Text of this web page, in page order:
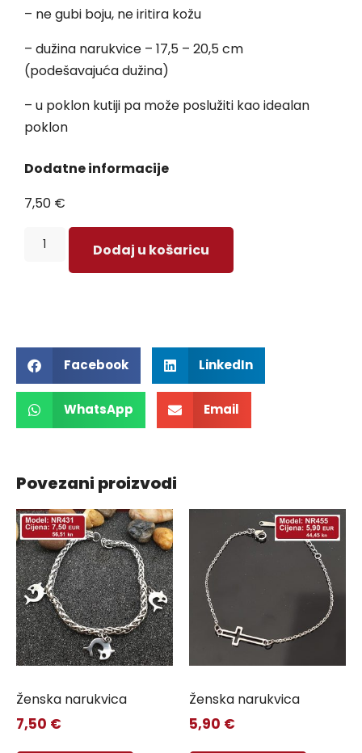
– ne gubi boju, ne iritira kožu
– dužina narukvice – 17,5 – 20,5 cm
(podešavajuća dužina)
– u poklon kutiji pa može poslužiti kao idealan
poklon
Dodatne informacije
7,50 €
Dodaj u košaricu
Facebook LinkedIn
WhatsApp Email
Povezani proizvodi
Ženska narukvica
7,50 €
Ženska narukvica
5,90 €